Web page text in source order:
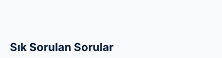
Sık Sorulan Sorular